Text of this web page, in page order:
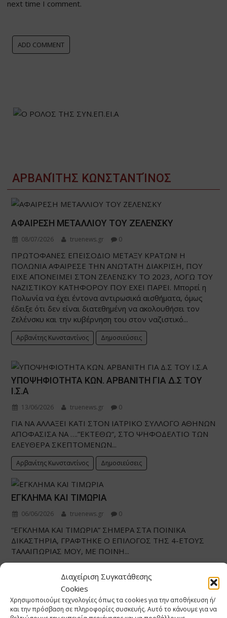
Διαχείριση Συγκατάθεσης
Cookies
Χρησιμοποιούμε τεχνολογίες όπως τα cookies για την αποθήκευση ή/
και την πρόσβαση σε πληροφορίες συσκευής. Αυτό το κάνουμε για να
next time I comment.
ΑΡΒΑΝΊΤΗΣ ΚΩΝΣΤΑΝΤΊΝΟΣ
ΑΦΑΙΡΕΣΗ ΜΕΤΑΛΛΙΟΥ ΤΟΥ ΖΕΛΕΝΣΚΥ
08/07/2026 truenews.gr 0
ΠΡΩΤΟΦΑΝΕΣ ΕΠΕΙΣΟΔΙΟ ΜΕΤΑΞΥ ΚΡΑΤΩΝ! Η
ΠΟΛΩΝΙΑ ΑΦΑΙΡΕΣΕ ΤΗΝ ΑΝΩΤΑΤΗ ΔΙΑΚΡΙΣΗ, ΠΟΥ
ΕΙΧΕ ΑΠΟΝΕΙΜΕΙ ΣΤΟΝ ΖΕΛΕΝΣΚΥ ΤΟ 2023, ΛΟΓΩ ΤΟΥ
ΝΑΖΙΣΤΙΚΟΥ ΚΑΤΗΦΟΡΟΥ ΠΟΥ ΕΧΕΙ ΠΑΡΕΙ. Μπορεί η
Πολωνία να έχει έντονα αντιρωσικά αισθήματα, όμως
έδειξε ότι δεν είναι διατεθημένη να ακολουθήσει τον
Ζελένσκυ και την κυβέρνηση του στον ναζιστικό...
Αρβανίτης Κωνσταντίνος Δημοσιεύσεις
ΥΠΟΨΗΦΙΟΤΗΤΑ ΚΩΝ. ΑΡΒΑΝΙΤΗ ΓΙΑ Δ.Σ ΤΟΥ
Ι.Σ.Α
13/06/2026 truenews.gr 0
ΓΙΑ ΝΑ ΑΛΛΑΞΕΙ ΚΑΤΙ ΣΤΟΝ ΙΑΤΡΙΚΟ ΣΥΛΛΟΓΟ ΑΘΗΝΩΝ
ΑΠΟΦΑΣΙΣΑ ΝΑ ….”ΕΚΤΕΘΩ“, ΣΤΟ ΨΗΦΟΔΕΛΤΙΟ ΤΩΝ
ΕΛΕΥΘΕΡΑ ΣΚΕΠΤΟΜΕΝΩΝ...
Αρβανίτης Κωνσταντίνος Δημοσιεύσεις
ΕΓΚΛΗΜΑ ΚΑΙ ΤΙΜΩΡΙΑ
06/06/2026 truenews.gr 0
“ΕΓΚΛΗΜΑ ΚΑΙ ΤΙΜΩΡΙΑ” ΣΗΜΕΡΑ ΣΤΑ ΠΟΙΝΙΚΑ
ΔΙΚΑΣΤΗΡΙΑ, ΓΡΑΦΤΗΚΕ Ο ΕΠΙΛΟΓΟΣ ΤΗΣ 4-ΕΤΟΥΣ
ΤΑΛΑΙΠΩΡΙΑΣ ΜΟΥ, ΜΕ ΠΟΙΝΗ...